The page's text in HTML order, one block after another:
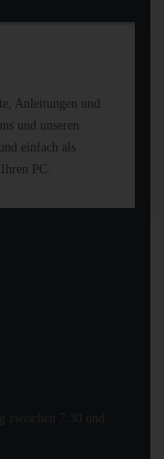
Anleitungen und
und unseren
einfach als
PC.